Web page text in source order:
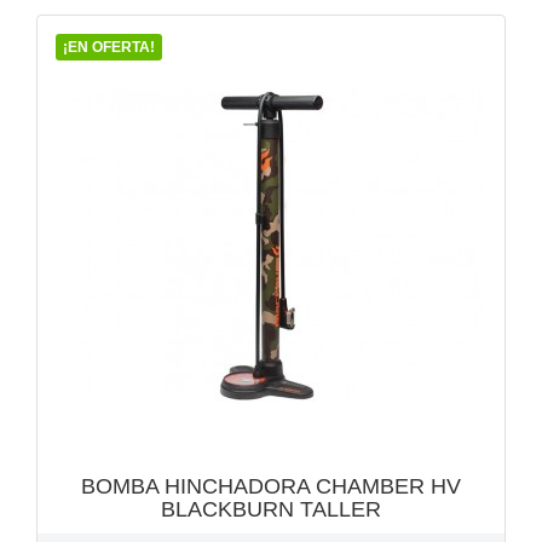
¡EN OFERTA!
BOMBA HINCHADORA CHAMBER HV
BLACKBURN TALLER
VISTA RÁPIDA